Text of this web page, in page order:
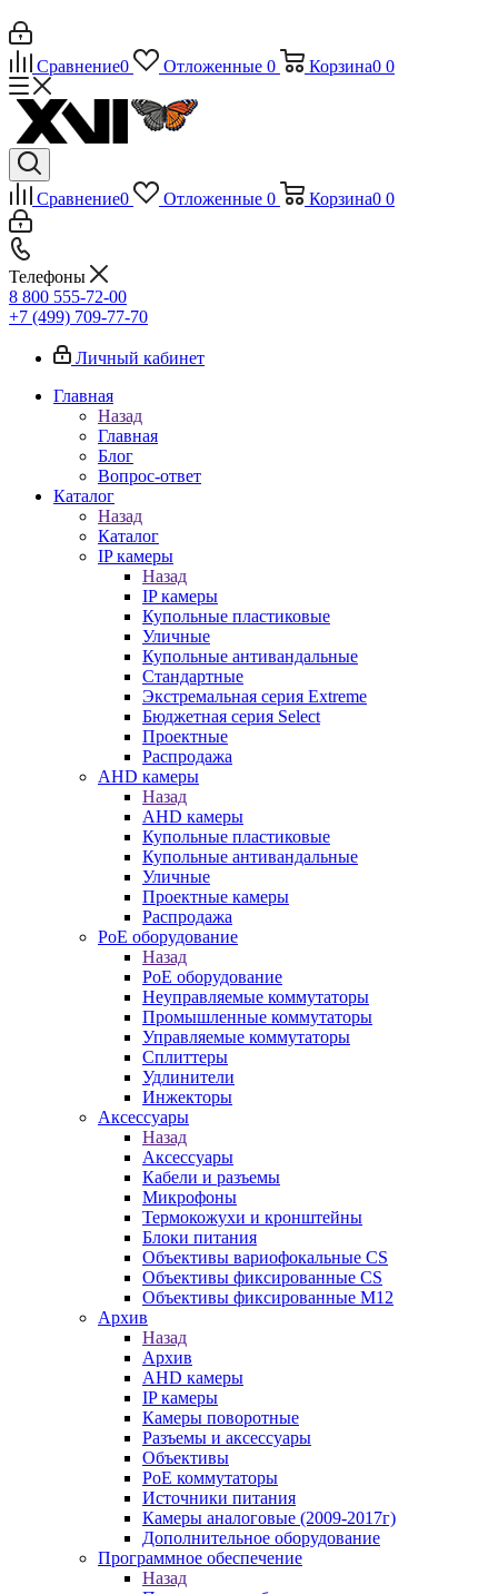
Сравнение0 Отложенные 0 Корзина0 0
Сравнение0 Отложенные 0 Корзина0 0
Телефоны
8 800 555-72-00
+7 (499) 709-77-70
Личный кабинет
Главная
Назад
Главная
Блог
Вопрос-ответ
Каталог
Назад
Каталог
IP камеры
Назад
IP камеры
Купольные пластиковые
Уличные
Купольные антивандальные
Стандартные
Экстремальная серия Extreme
Бюджетная серия Select
Проектные
Распродажа
AHD камеры
Назад
AHD камеры
Купольные пластиковые
Купольные антивандальные
Уличные
Проектные камеры
Распродажа
PoE оборудование
Назад
PoE оборудование
Неуправляемые коммутаторы
Промышленные коммутаторы
Управляемые коммутаторы
Сплиттеры
Удлинители
Инжекторы
Аксессуары
Назад
Аксессуары
Кабели и разъемы
Микрофоны
Термокожухи и кронштейны
Блоки питания
Объективы вариофокальные CS
Объективы фиксированные CS
Объективы фиксированные М12
Архив
Назад
Архив
AHD камеры
IP камеры
Камеры поворотные
Разъемы и аксессуары
Объективы
PoE коммутаторы
Источники питания
Камеры аналоговые (2009-2017г)
Дополнительное оборудование
Программное обеспечение
Назад